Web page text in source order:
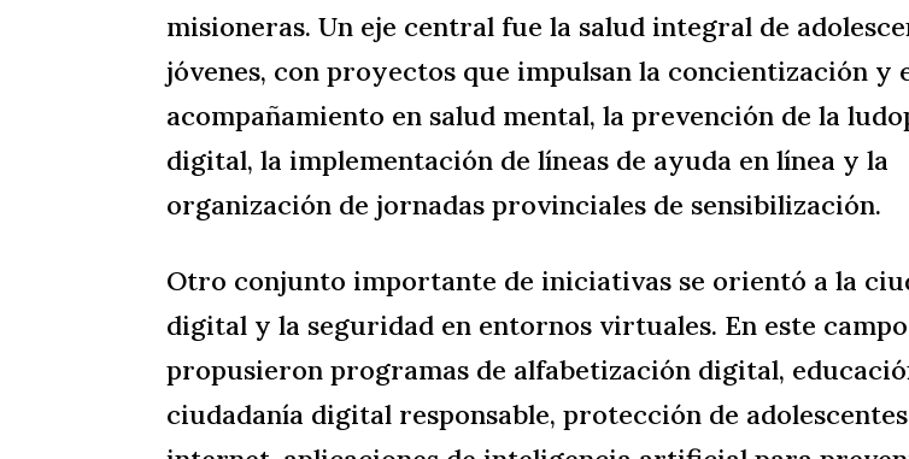
misioneras. Un eje central fue la salud integral de
jóvenes, con proyectos que impulsan la concientización y
acompañamiento en salud mental, la prevención de la
digital, la implementación de líneas de ayuda en línea y la
organización de jornadas provinciales de sensibilización.
Otro conjunto importante de iniciativas se orientó a la
digital y la seguridad en entornos virtuales. En este campo
propusieron programas de alfabetización digital,
ciudadanía digital responsable, protección de